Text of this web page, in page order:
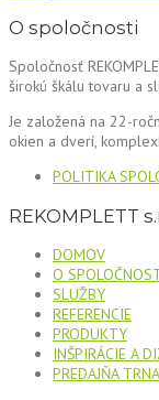
O spoločnosti
Spoločnosť
širokú škálu tovaru a
Je založená na 22-
okien a dverí,
POLITIKA
REKOMPLETT
DOMOV
O
SLUŽBY
REFERENCIE
PRODUKTY
INŠPIRÁCIE A
PREDAJŇA